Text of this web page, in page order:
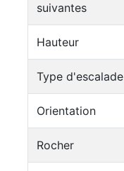
suivantes
Hauteur
Type d'escalade
Orientation
Rocher